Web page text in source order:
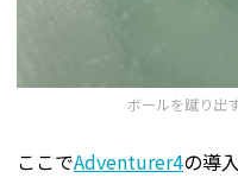
ボールを蹴り出
ここでAdventurer4の導